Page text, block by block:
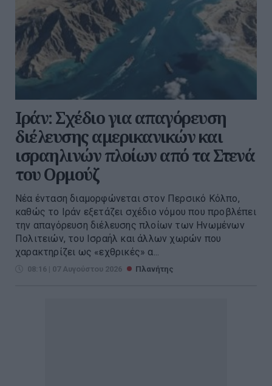
Ιράν: Σχέδιο για απαγόρευση
διέλευσης αμερικανικών και
ισραηλινών πλοίων από τα Στενά
του Ορμούζ
Νέα ένταση διαμορφώνεται στον Περσικό Κόλπο,
καθώς το Ιράν εξετάζει σχέδιο νόμου που προβλέπει
την απαγόρευση διέλευσης πλοίων των Ηνωμένων
Πολιτειών, του Ισραήλ και άλλων χωρών που
χαρακτηρίζει ως «εχθρικές» α...
08:16 | 07 Αυγούστου 2026 Πλανήτης